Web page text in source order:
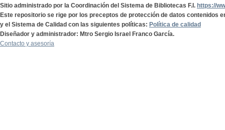
Sitio administrado por la Coordinación del Sistema de Bibliotecas F.I. https://
Este repositorio se rige por los preceptos de protección de datos contenidos
y el Sistema de Calidad con las siguientes políticas: Política de calidad
Diseñador y administrador: Mtro Sergio Israel Franco García.
Contacto y asesoría